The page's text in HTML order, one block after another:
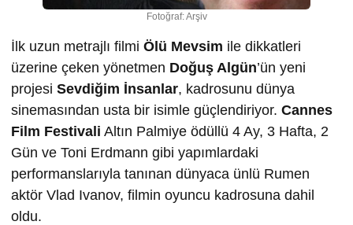
Fotoğraf: Arşiv
İlk uzun metrajlı filmi Ölü Mevsim ile dikkatleri
üzerine çeken yönetmen Doğuş Algün’ün yeni
projesi Sevdiğim İnsanlar, kadrosunu dünya
sinemasından usta bir isimle güçlendiriyor. Cannes
Film Festivali Altın Palmiye ödüllü 4 Ay, 3 Hafta, 2
Gün ve Toni Erdmann gibi yapımlardaki
performanslarıyla tanınan dünyaca ünlü Rumen
aktör Vlad Ivanov, filmin oyuncu kadrosuna dahil
oldu.